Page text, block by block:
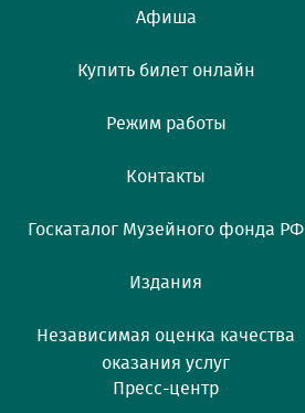
Афиша
Купить билет онлайн
Режим работы
Контакты
Госкаталог Музейного фонда РФ
Издания
Независимая оценка качества
оказания услуг
Пресс-центр